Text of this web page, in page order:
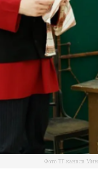
Фото ТГ-канала